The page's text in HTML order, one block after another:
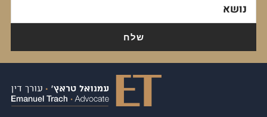
נושא